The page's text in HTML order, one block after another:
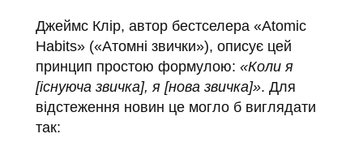
Джеймс Клір, автор бестселера «Atomic
Habits» («Атомні звички»), описує цей
принцип простою формулою: «Коли я
[існуюча звичка], я [нова звичка]». Для
відстеження новин це могло б виглядати
так: